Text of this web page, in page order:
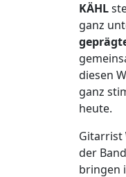
KÄHL
ganz
diesen
ganz
heute.
Gitarrist
der
bringen